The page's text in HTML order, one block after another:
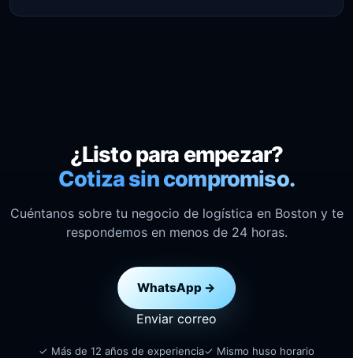
¿Listo para empezar?
Cotiza sin compromiso.
Cuéntanos sobre tu negocio de logística en Boston y te
respondemos en menos de 24 horas.
WhatsApp →
Enviar correo
✓ Más de 12 años de experiencia✓ Mismo huso horario